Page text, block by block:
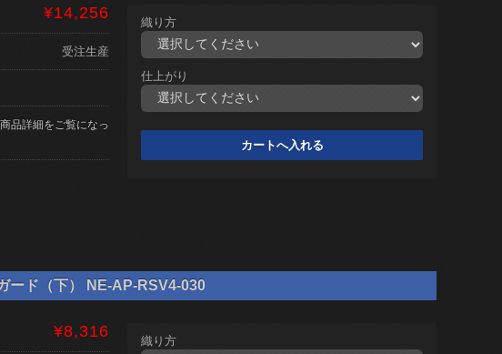
¥14,256
受注生産
品詳細をご覧になっ
織り方
仕上がり
ード（下） NE-AP-RSV4-030
¥8,316
織り方